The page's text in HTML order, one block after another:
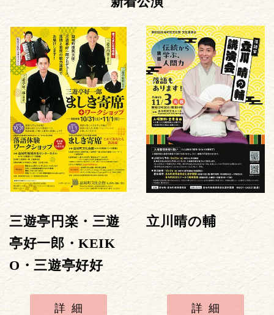
三遊亭円楽・三遊
亭好一郎・KEIK
O・三遊亭好好
詳細
立川晴の輔
詳細